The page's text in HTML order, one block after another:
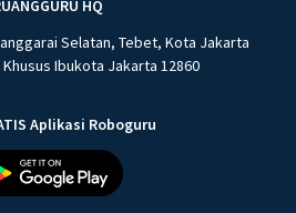
HQ
Selatan, Tebet, Kota Jakarta
Ibukota Jakarta 12860
Aplikasi Roboguru